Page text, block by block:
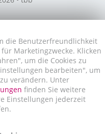
die Benutzerfreundlichkeit
Marketingzwecke. Klicken
um die Cookies zu
bearbeiten", um
verändern. Unter
finden Sie weitere
Einstellungen jederzeit